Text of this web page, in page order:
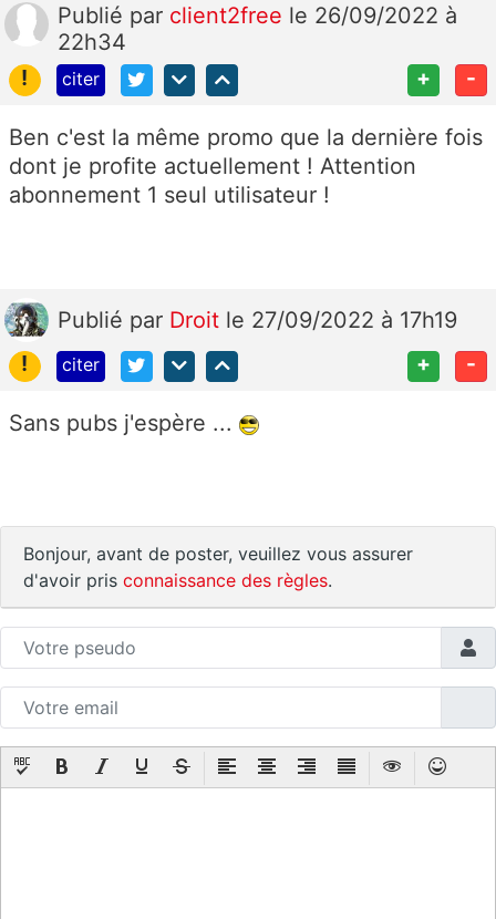
Publié par client2free le 26/09/2022 à
22h34
!
citer + -
Ben c'est la même promo que la dernière fois
dont je profite actuellement ! Attention
abonnement 1 seul utilisateur !
Publié par Droit le 27/09/2022 à 17h19
!
citer + -
Sans pubs j'espère ...
Bonjour, avant de poster, veuillez vous assurer
d'avoir pris connaissance des règles.